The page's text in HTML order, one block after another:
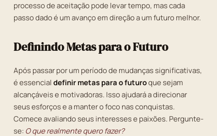
processo de aceitação pode levar tempo, mas cada
passo dado é um avanço em direção a um futuro melhor.
Definindo Metas para o Futuro
Após passar por um período de mudanças significativas,
é essencialdefinir metas para o futuroque sejam
alcançáveis e motivadoras. Isso ajudará a direcionar
seus esforços e a manter o foco nas conquistas.
Comece avaliando seus interesses e paixões. Pergunte-
se: O que realmente quero fazer?